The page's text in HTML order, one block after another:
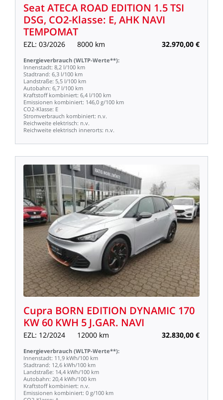
SeatATECA ROAD EDITION 1.5TSI
DSG, CO2-Klasse: E, AHK NAVI
TEMPOMAT
EZL: 03/2026 8000 km 32.970,00 €
Energieverbrauch (WLTP-Werte**):
Innenstadt: 8,2 l/100 km
Stadtrand: 6,3 l/100 km
Landstraße: 5,5 l/100 km
Autobahn: 6,7 l/100 km
Kraftstoff kombiniert: 6,4 l/100 km
Emissionen kombiniert: 146,0 g/100 km
CO2-Klasse: E
Stromverbrauch kombiniert: n.v.
Reichweite elektrisch: n.v.
Reichweite elektrisch innerorts: n.v.
Cupra BORN EDITION DYNAMIC 170
KW 60 KWH 5 J.GAR. NAVI
EZL: 12/2024 12000 km 32.830,00 €
Energieverbrauch (WLTP-Werte**):
Innenstadt: 11,9 kWh/100 km
Stadtrand: 12,6 kWh/100 km
Landstraße: 14,4 kWh/100 km
Autobahn: 20,4 kWh/100 km
Kraftstoff kombiniert: n.v.
Emissionen kombiniert: 0 g/100 km